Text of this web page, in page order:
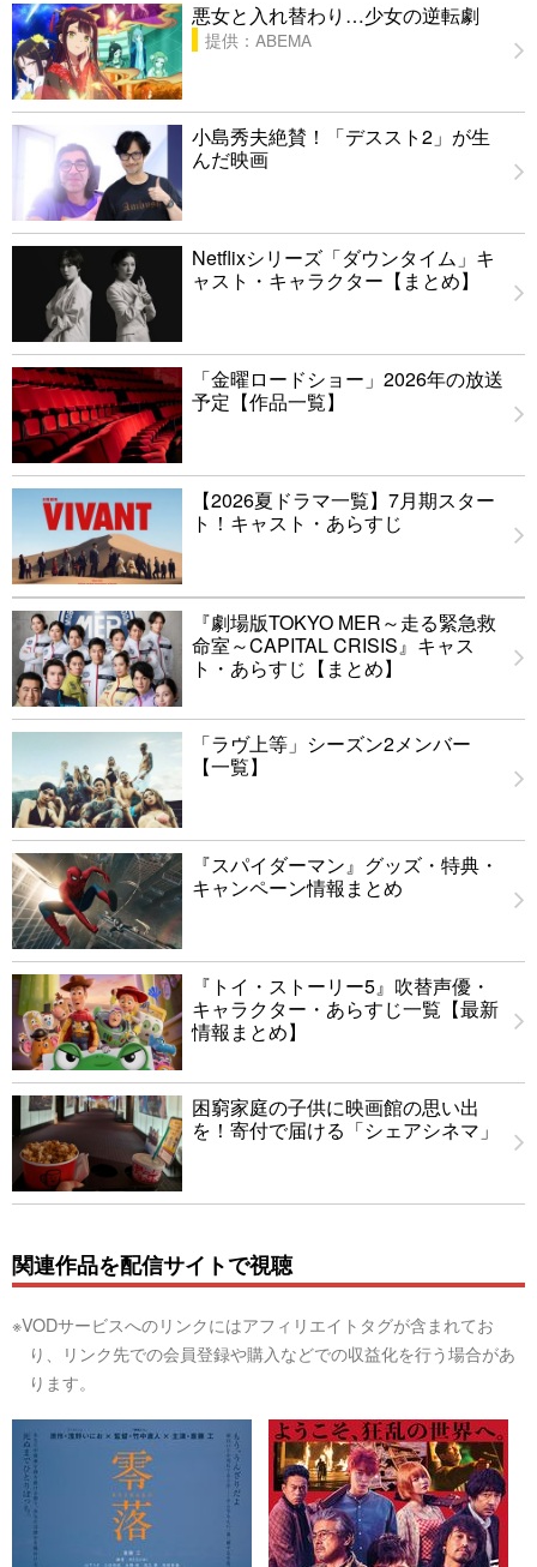
悪女と入れ替わり…少女の逆転劇
提供：ABEMA
小島秀夫絶賛！「デススト2」が生
んだ映画
Netflixシリーズ「ダウンタイム」キ
ャスト・キャラクター【まとめ】
「金曜ロードショー」2026年の放送
予定【作品一覧】
【2026夏ドラマ一覧】7月期スター
ト！キャスト・あらすじ
『劇場版TOKYO MER～走る緊急救
命室～CAPITAL CRISIS』キャス
ト・あらすじ【まとめ】
「ラヴ上等」シーズン2メンバー
【一覧】
『スパイダーマン』グッズ・特典・
キャンペーン情報まとめ
『トイ・ストーリー5』吹替声優・
キャラクター・あらすじ一覧【最新
情報まとめ】
困窮家庭の子供に映画館の思い出
を！寄付で届ける「シェアシネマ」
関連作品を配信サイトで視聴
※VODサービスへのリンクにはアフィリエイトタグが含まれてお
り、リンク先での会員登録や購入などでの収益化を行う場合があ
ります。